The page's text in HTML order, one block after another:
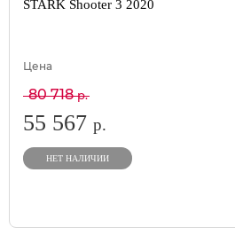
STARK Shooter 3 2020
Цена
80 718р.
55 567 р.
НЕТ НАЛИЧИИ